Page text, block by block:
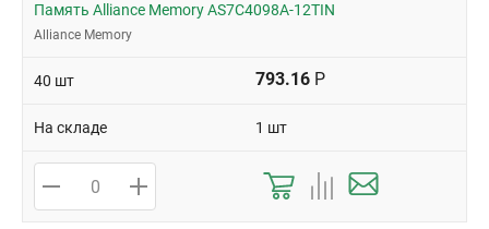
Память Alliance Memory AS7C4098A-12TIN
Alliance Memory
40 шт 793.16 Р
На складе 1 шт